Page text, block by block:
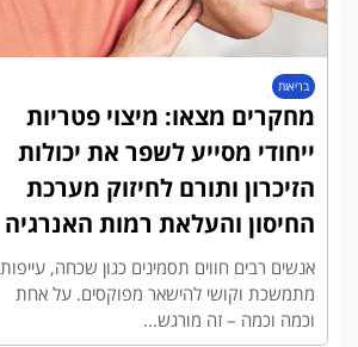
בריאות
מחקרים מצאו: מיצוי פטריות
ייחודי מסייע לשפר את יכולות
הזיכרון ותורם לחיזוק מערכת
החיסון והעלאת רמות האנרגיה
אנשים רבים חווים תסמינים כגון שכחה, עייפות
מתמשכת וקושי להישאר מפוקסים. על אחת
וכמה וכמה – זה מורגש...